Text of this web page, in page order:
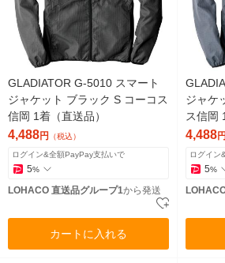
GLADIATOR G-5010 スマート
ジャケット ブラック S コーコス
信岡 1着（直送品）
4,488円 （税込）
ログイン&全額PayPay支払いで
5%
LOHACO 直送品グループ1から発送
カートに入れる
ジャケ
ス信岡
4,488円
ログイン
5%